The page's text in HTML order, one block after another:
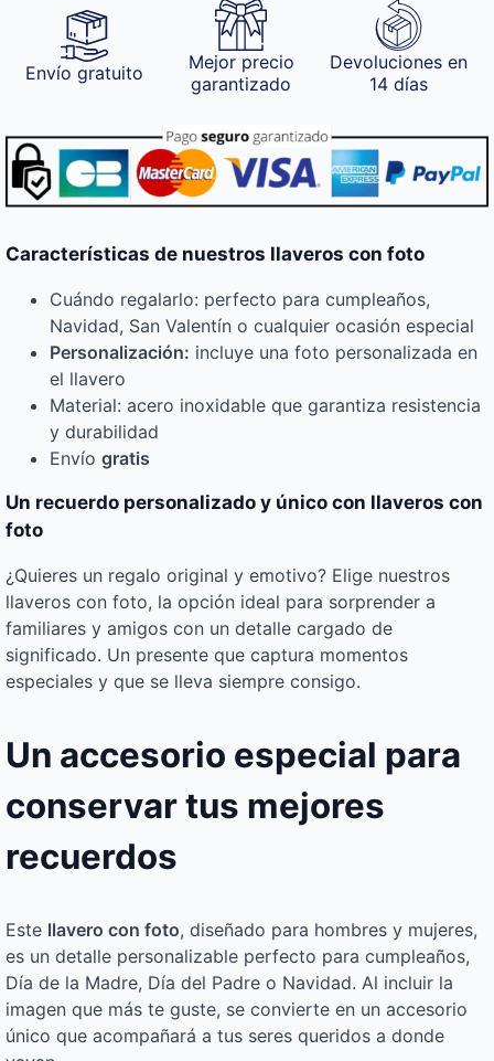
Envío gratuito
Mejor precio
garantizado
Devoluciones en
14 días
Características de nuestros llaveros con foto
Cuándo regalarlo: perfecto para cumpleaños,
Navidad, San Valentín o cualquier ocasión especial
Personalización: incluye una foto personalizada en
el llavero
Material: acero inoxidable que garantiza resistencia
y durabilidad
Envío gratis
Un recuerdo personalizado y único con llaveros con
foto
¿Quieres un regalo original y emotivo? Elige nuestros
llaveros con foto, la opción ideal para sorprender a
familiares y amigos con un detalle cargado de
significado. Un presente que captura momentos
especiales y que se lleva siempre consigo.
Un accesorio especial para
conservar tus mejores
recuerdos
Este llavero con foto, diseñado para hombres y mujeres,
es un detalle personalizable perfecto para cumpleaños,
Día de la Madre, Día del Padre o Navidad. Al incluir la
imagen que más te guste, se convierte en un accesorio
único que acompañará a tus seres queridos a donde